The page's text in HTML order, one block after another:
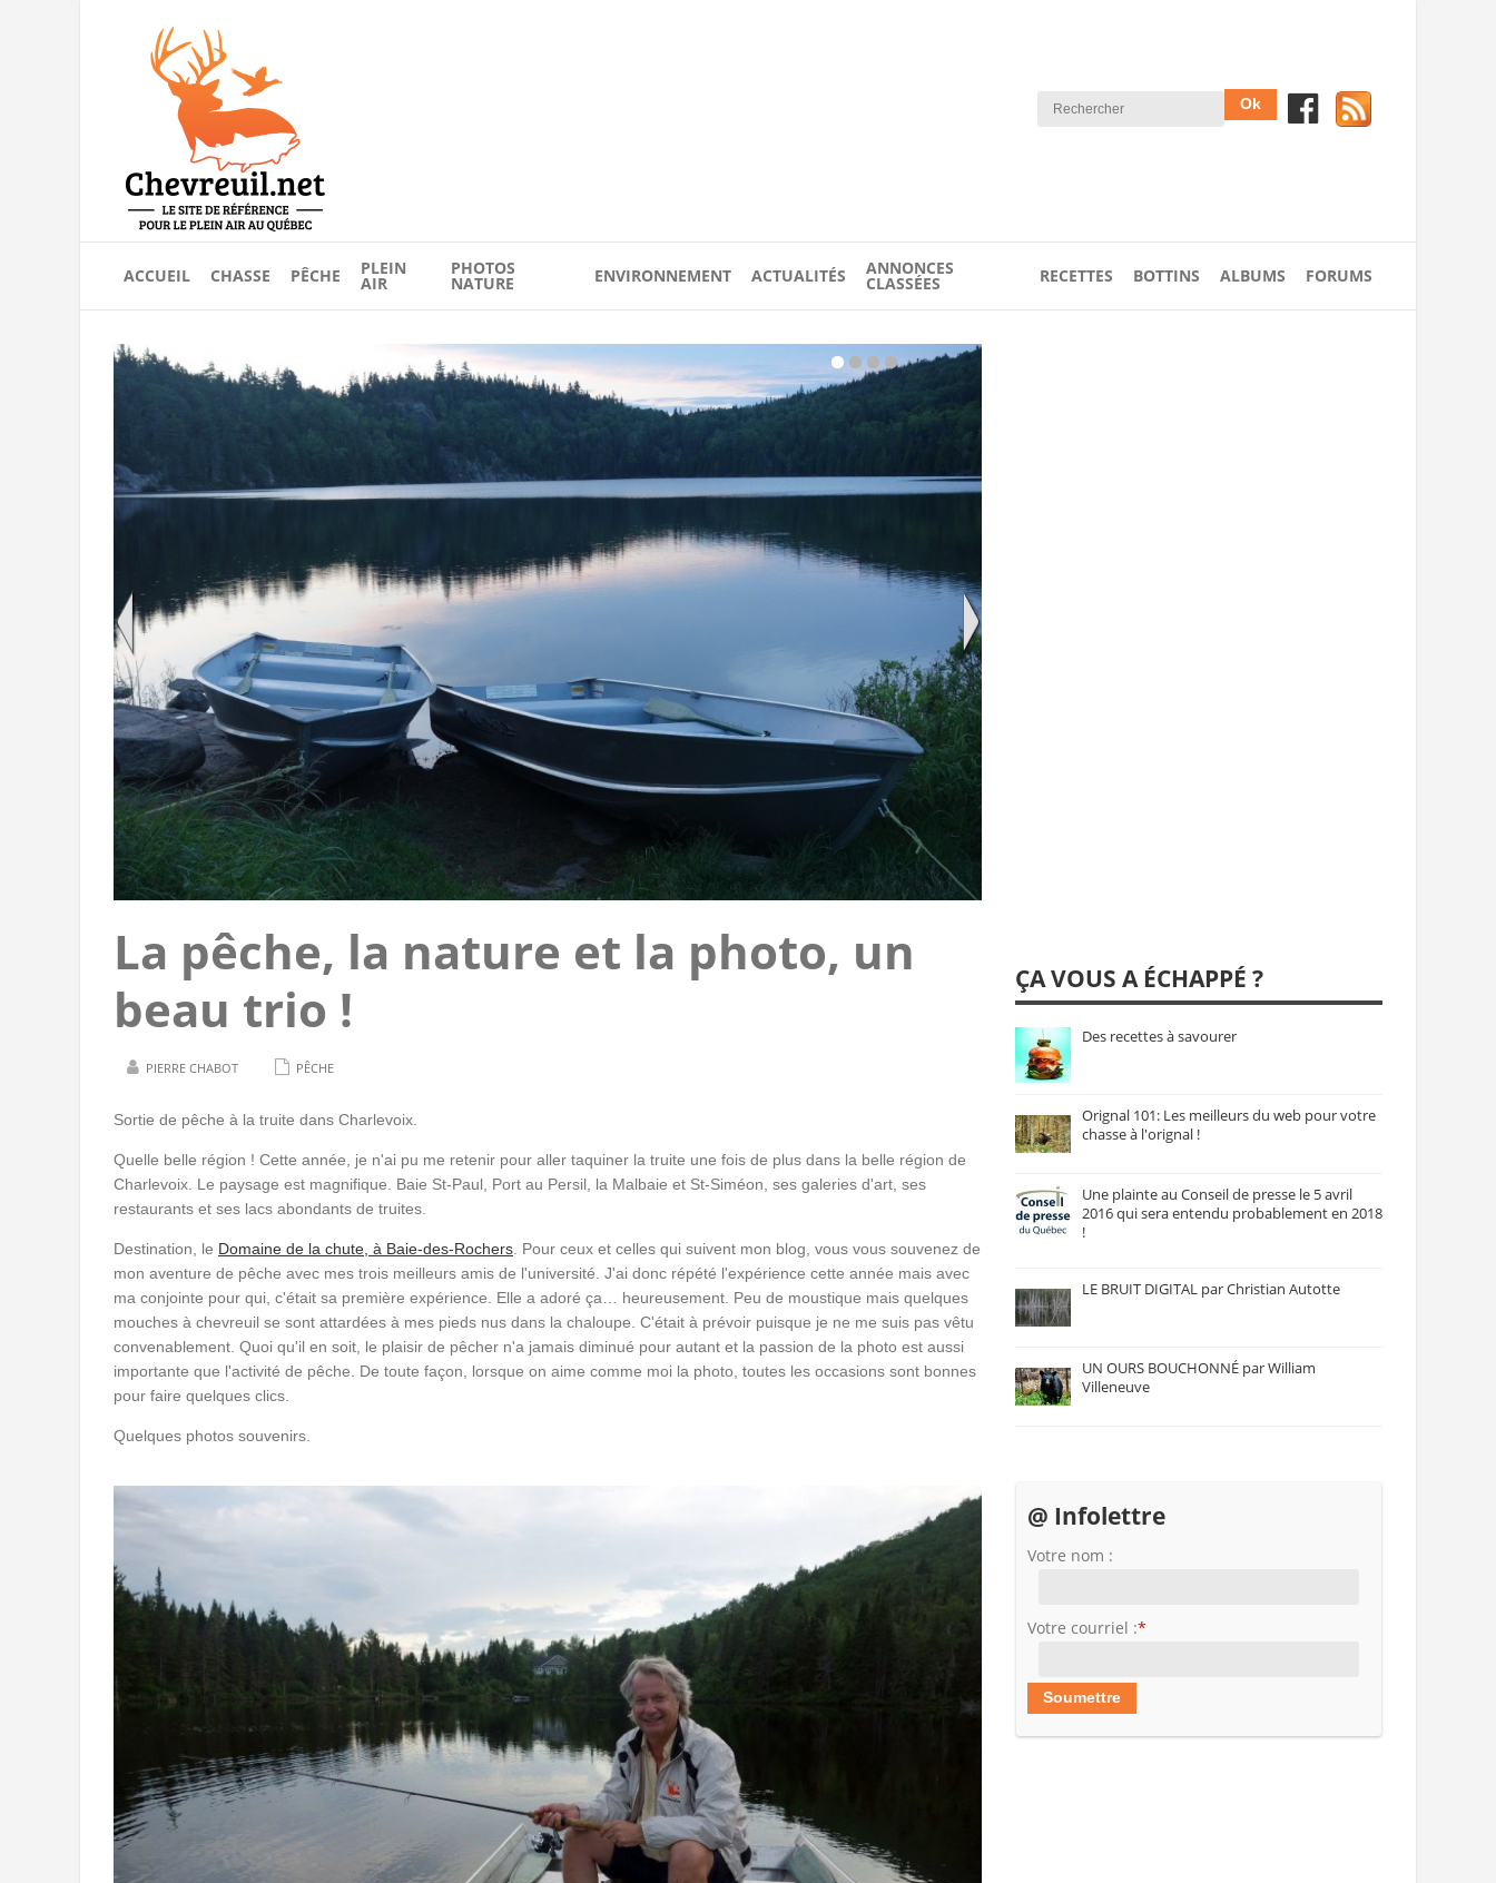
ACCUEIL CHASSE PÊCHE PLEIN
AIR
PHOTOS
NATURE ENVIRONNEMENT ACTUALITÉS ANNONCES
CLASSÉES RECETTES BOTTINS ALBUMS FORUMS
La pêche, la nature et la photo, un
beau trio !
PIERRE CHABOT PÊCHE
Sortie de pêche à la truite dans Charlevoix.
Quelle belle région ! Cette année, je n'ai pu me retenir pour aller taquiner la truite une fois de plus dans la belle région de
Charlevoix. Le paysage est magnifique. Baie St-Paul, Port au Persil, la Malbaie et St-Siméon, ses galeries d'art, ses
restaurants et ses lacs abondants de truites.
Destination, le Domaine de la chute, à Baie-des-Rochers . Pour ceux et celles qui suivent mon blog, vous vous souvenez de
mon aventure de pêche avec mes trois meilleurs amis de l'université. J'ai donc répété l'expérience cette année mais avec
ma conjointe pour qui, c'était sa première expérience. Elle a adoré ça… heureusement. Peu de moustique mais quelques
mouches à chevreuil se sont attardées à mes pieds nus dans la chaloupe. C'était à prévoir puisque je ne me suis pas vêtu
convenablement. Quoi qu'il en soit, le plaisir de pêcher n'a jamais diminué pour autant et la passion de la photo est aussi
importante que l'activité de pêche. De toute façon, lorsque on aime comme moi la photo, toutes les occasions sont bonnes
pour faire quelques clics.
Quelques photos souvenirs.
ÇA VOUS A ÉCHAPPÉ ?
Des recettes à savourer
Orignal 101: Les meilleurs du web pour votre
chasse à l'orignal !
Une plainte au Conseil de presse le 5 avril
2016 qui sera entendu probablement en 2018
!
LE BRUIT DIGITAL par Christian Autotte
UN OURS BOUCHONNÉ par William
Villeneuve
@ Infolettre
Votre nom :
Votre courriel :*